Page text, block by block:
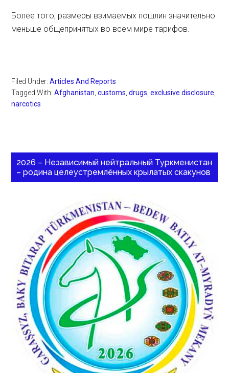
Более того, размеры взимаемых пошлин значительно
меньше общепринятых во всем мире тарифов.
Filed Under:Articles And Reports
Tagged With:Afghanistan ,customs ,drugs ,exclusive disclosure
narcotics
2026 – Независимый нейтральный Туркменистан
– родина целеустремлённых крылатых скакунов